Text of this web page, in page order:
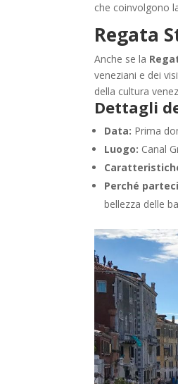
che coinvolgono
Regata
Anche se la
veneziani e dei
della cultura
Dettagli
Data: Prima
Luogo: Canal
Perché
bellezza delle